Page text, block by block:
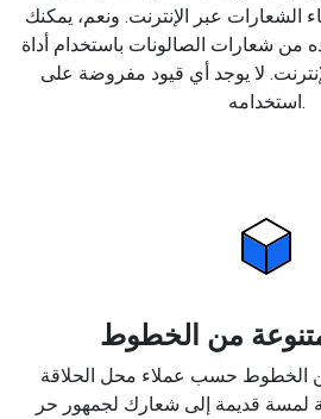
الشعارات عبر الإنترنت. ونعم، يمكنك
من شعارات الصالونات باستخدام أداة
لا يوجد أي قيود مفروضة على
استخدامه.
من الخطوط
الخطوط حسب عملاء محل الحلاقة
لمسة قديمة إلى شعارك لجمهور حر